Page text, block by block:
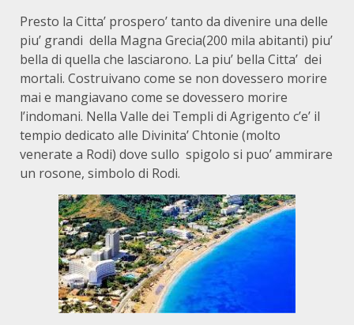
Presto la Citta’ prospero’ tanto da divenire una delle
piu’ grandi della Magna Grecia(200 mila abitanti) piu’
bella di quella che lasciarono. La piu’ bella Citta’ dei
mortali. Costruivano come se non dovessero morire
mai e mangiavano come se dovessero morire
l’indomani. Nella Valle dei Templi di Agrigento c’e’ il
tempio dedicato alle Divinita’ Chtonie (molto
venerate a Rodi) dove sullo spigolo si puo’ ammirare
un rosone, simbolo di Rodi.